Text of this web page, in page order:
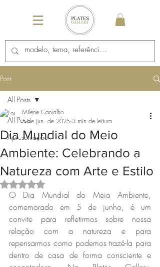
Post
All Posts
Apresentação
All Posts
Dia Mundial do Meio
Ambiente: Celebrando a
Natureza com Arte e Estilo
Milene Carvalho
5 de jun. de 2025 3 min de leitura
Avaliado com NaN de 5 estrelas.
O Dia Mundial do Meio Ambiente,
comemorado em 5 de junho, é um
convite para refletirmos sobre nossa
relação com a natureza e para
repensarmos como podemos trazê-la para
dentro de casa de forma consciente e